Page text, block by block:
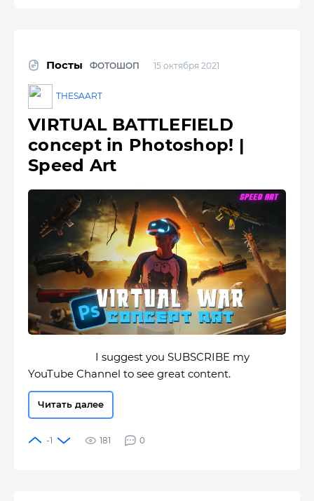
Посты ФОТОШОП 15 октября 2021
THESAART
VIRTUAL BATTLEFIELD
concept in Photoshop! |
Speed ​​Art
I suggest you SUBSCRIBE my
YouTube Channel to see great content.
Читать далее
181 0